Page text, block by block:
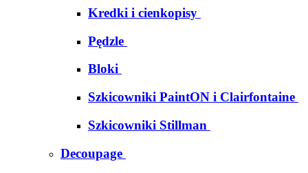
Kredki i cienkopisy
Pędzle
Bloki
Szkicowniki PaintON i Clairfontaine
Szkicowniki Stillman
Decoupage